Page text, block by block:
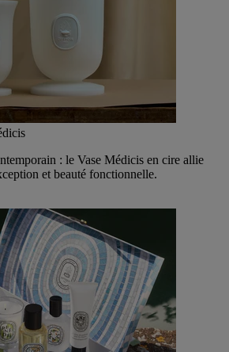
: le Vase Médicis en cire allie
et beauté fonctionnelle.